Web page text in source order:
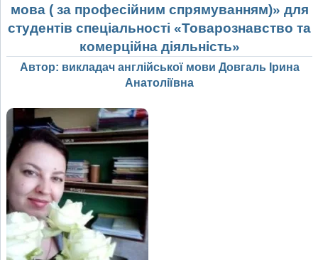
мова ( за професійним спрямуванням)» для
студентів спеціальності «Товарознавство та
комерційна діяльність»
Автор: викладач англійської мови Довгаль Ірина
Анатоліївна